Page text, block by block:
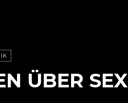
ÜBER SEX